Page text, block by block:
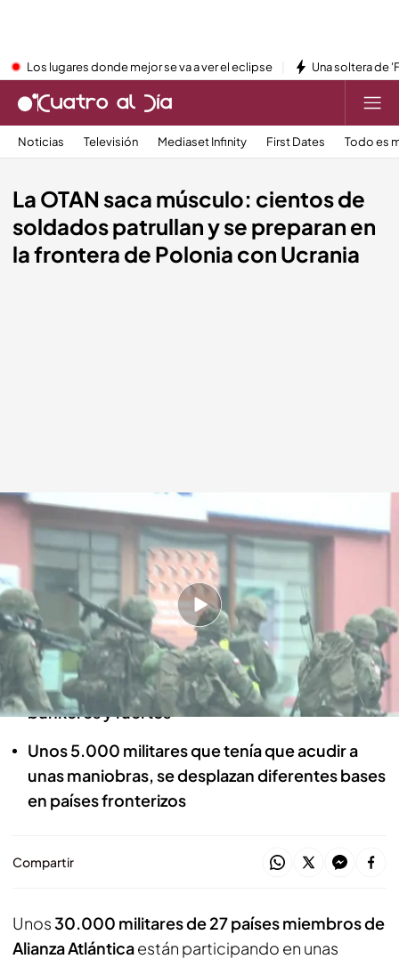
Los lugares donde mejor se va a ver el eclipse Una soltera de
Noticias Televisión Mediaset Infinity First Dates Todo es
La OTAN saca músculo: cientos de
soldados patrullan y se preparan en
la frontera de Polonia con Ucrania
Soldados patrullan la ciudad fronteriza polaca de Przemysl
16 MAR 2022 - 19:21h.
Sigue Cuatro en directo
El reportero de ‘CAD’ ha sido testigo de cómo
cientos de soldados patrullan y preparan
búnkeres y fuertes
Unos 5.000 militares que tenía que acudir a
unas maniobras, se desplazan diferentes bases
en países fronterizos
Compartir
Unos30.000 militares de 27 países miembros de
Alianza Atlánticaestán participando en unas